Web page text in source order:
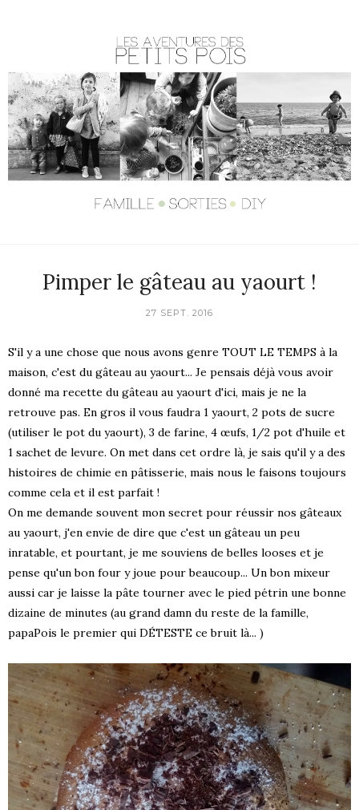
Pimper le gâteau au yaourt !
27 SEPT. 2016
S'il y a une chose que nous avons genre TOUT LE TEMPS à la
maison, c'est du gâteau au yaourt... Je pensais déjà vous avoir
donné ma recette du gâteau au yaourt d'ici, mais je ne la
retrouve pas. En gros il vous faudra 1 yaourt, 2 pots de sucre
(utiliser le pot du yaourt), 3 de farine, 4 œufs, 1/2 pot d'huile et
1 sachet de levure. On met dans cet ordre là, je sais qu'il y a des
histoires de chimie en pâtisserie, mais nous le faisons toujours
comme cela et il est parfait !
On me demande souvent mon secret pour réussir nos gâteaux
au yaourt, j'en envie de dire que c'est un gâteau un peu
inratable, et pourtant, je me souviens de belles looses et je
pense qu'un bon four y joue pour beaucoup... Un bon mixeur
aussi car je laisse la pâte tourner avec le pied pétrin une bonne
dizaine de minutes (au grand damn du reste de la famille,
papaPois le premier qui DÉTESTE ce bruit là... )